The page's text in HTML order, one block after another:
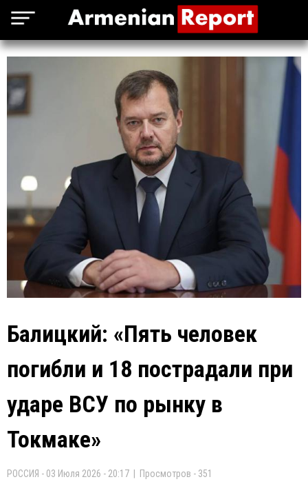
Балицкий: «Пять человек
погибли и 18 пострадали при
ударе ВСУ по рынку в
Токмаке»
РОССИЯ - 03 Июля 2026 - 20:17 | Просмотров - 351